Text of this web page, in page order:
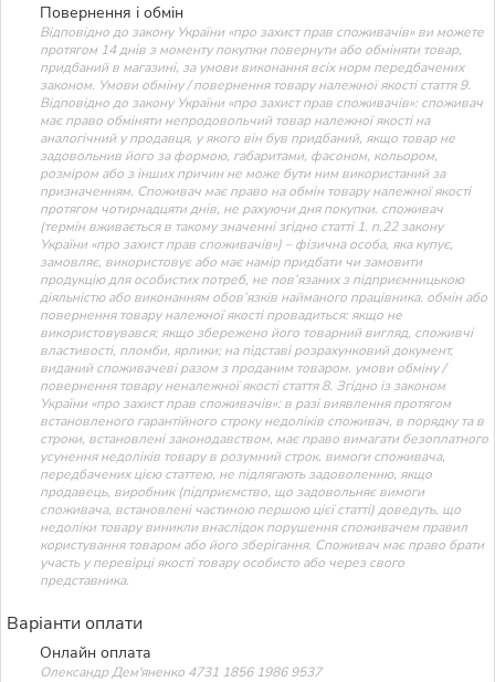
Повернення і обмін
Відповідно до закону України «про захист прав споживачів» ви можете
протягом 14 днів з моменту покупки повернути або обміняти товар,
придбаний в магазині, за умови виконання всіх норм передбачених
законом. Умови обміну / повернення товару належної якості стаття 9.
Відповідно до закону України «про захист прав споживачів»: споживач
має право обміняти непродовольчий товар належної якості на
аналогічний у продавця, у якого він був придбаний, якщо товар не
задовольнив його за формою, габаритами, фасоном, кольором,
розміром або з інших причин не може бути ним використаний за
призначенням. Споживач має право на обмін товару належної якості
протягом чотирнадцяти днів, не рахуючи дня покупки. споживач
(термін вживається в такому значенні згідно статті 1. п.22 закону
України «про захист прав споживачів») – фізична особа, яка купує,
замовляє, використовує або має намір придбати чи замовити
продукцію для особистих потреб, не пов’язаних з підприємницькою
діяльністю або виконанням обов’язків найманого працівника. обмін або
повернення товару належної якості провадиться: якщо не
використовувався; якщо збережено його товарний вигляд, споживчі
властивості, пломби, ярлики; на підставі розрахунковий документ,
виданий споживачеві разом з проданим товаром. умови обміну /
повернення товару неналежної якості стаття 8. Згідно із законом
України «про захист прав споживачів»: в разі виявлення протягом
встановленого гарантійного строку недоліків споживач, в порядку та в
строки, встановлені законодавством, має право вимагати безоплатного
усунення недоліків товару в розумний строк. вимоги споживача,
передбачених цією статтею, не підлягають задоволенню, якщо
продавець, виробник (підприємство, що задовольняє вимоги
споживача, встановлені частиною першою цієї статті) доведуть, що
недоліки товару виникли внаслідок порушення споживачем правил
користування товаром або його зберігання. Споживач має право брати
участь у перевірці якості товару особисто або через свого
представника.
Варіанти оплати
Онлайн оплата
Олександр Дем'яненко 4731 1856 1986 9537